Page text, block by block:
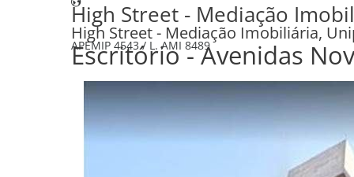
High Street - Mediação
High Street - Mediação Imobiliária,
APEMIP 4543 / L. AMI 8489
Escritório -